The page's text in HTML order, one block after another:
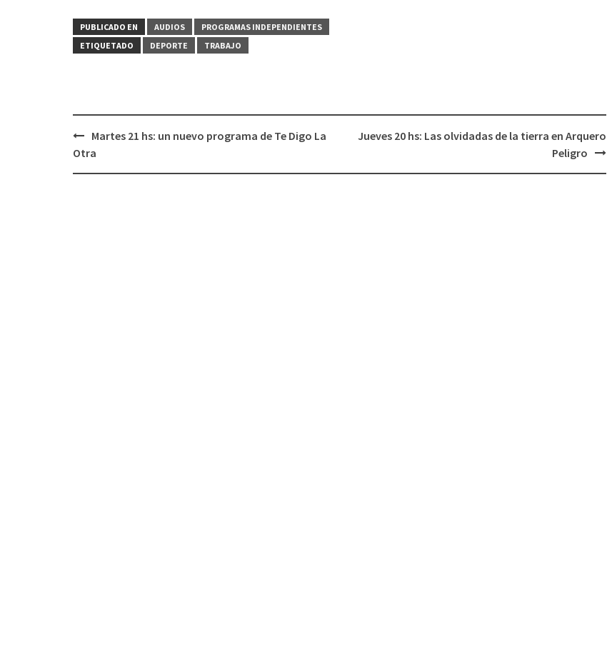
el
volumen.
PUBLICADO EN AUDIOS
PROGRAMAS INDEPENDIENTES
ETIQUETADO
DEPORTE TRABAJO
Navegación
Martes 21 hs: un nuevo programa de Te Digo La
Otra
Jueves 20 hs: Las olvidadas de la tierra en Arquero
Peligro